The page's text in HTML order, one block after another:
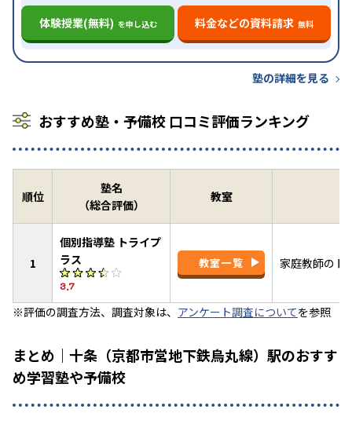
体験授業(無料) を申し込む 料金などの資料請求 無料
塾の詳細を見る
おすすめ塾・予備校 口コミ評価ランキング
順位
塾名
（総合評価）
教室
1
個別指導塾 トライプ
ラス
3.7
教室一覧 家庭教師のト
※評価の調査方法、調査対象は、 アンケート調査についてを参照
まとめ｜十条（京都市営地下鉄烏丸線）駅のおすす
め学習塾や予備校